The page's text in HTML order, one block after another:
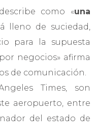
como «una
lleno de suciedad,
para la supuesta
negocios» afirma
de comunicación.
Times, son
aeropuerto, entre
del estado de